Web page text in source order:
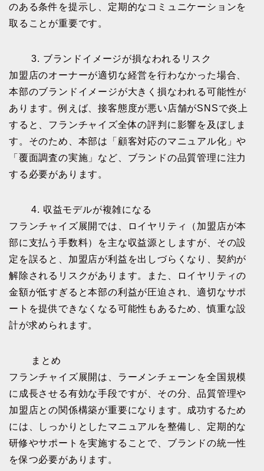
のある条件を提示し、定期的なコミュニケーションを
取ることが重要です。
3. ブランドイメージが損なわれるリスク
加盟店のオーナーが適切な経営を行わなかった場合、
本部のブランドイメージが大きく損なわれる可能性が
あります。例えば、接客態度が悪い店舗がSNSで炎上
すると、フランチャイズ全体の評判に影響を及ぼしま
す。そのため、本部は「顧客対応のマニュアル化」や
「覆面調査の実施」など、ブランドの品質管理に注力
する必要があります。
4. 収益モデルが複雑になる
フランチャイズ展開では、ロイヤリティ（加盟店が本
部に支払う手数料）を主な収益源としますが、その設
定を誤ると、加盟店が利益を出しづらくなり、契約が
解除されるリスクがあります。また、ロイヤリティの
金額が低すぎると本部の利益が圧迫され、適切なサポ
ートを提供できなくなる可能性もあるため、慎重な設
計が求められます。
まとめ
フランチャイズ展開は、ラーメンチェーンを全国規模
に成長させる有効な手段ですが、その分、品質管理や
加盟店との関係構築が重要になります。成功するため
には、しっかりとしたマニュアルを整備し、定期的な
研修やサポートを実施することで、ブランドの統一性
を保つ必要があります。